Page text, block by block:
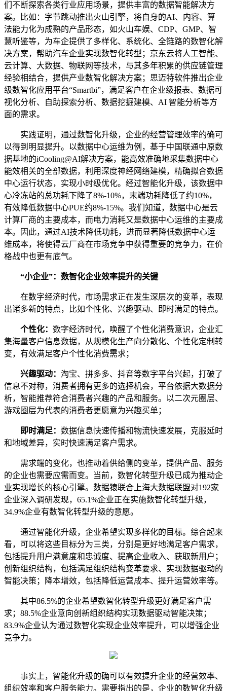
们不断探索各类行业应用场景，提供丰富的数据智能解决方
案。比如：字节跳动推出火山引擎，将自身的AI、内容、算
法能力化为成熟的产品形态，如火山车娱、CDP、GMP、智
慧听鉴等，为车企提供了多样化、系统化、全链路的数智化解
决方案，帮助汽车企业实现数智化转型；京东云将人工智能、
云计算、大数据、物联网等技术，与其多年积累的供应链管理
经验相结合，提供产业数智化解决方案；思迈特软件推出企业
级数智化应用平台“Smartbi”，满足客户在企业级报表、数据可
视化分析、自助探索分析、数据挖掘建模、AI 智能分析等方
面的需求。
实践证明，通过数智化升级，企业的经营管理效率的确可
以得到明显提升。以数据中心运维为例，基于中国联通中原数
据基地的iCooling@AI解决方案，能高效准确地采集数据中心
能效相关的全部数据，利用深度神经网络建模，精确拟合数据
中心运行状态，实现小时级优化。经过智能化升级，该数据中
心冷冻站的总功耗下降了8%-10%，末端功耗降低了约10%，
有效降低数据中心PUE约8%-15%。我们知道，数据中心是云
计算厂商的主要成本，而电力消耗又是数据中心运维的主要成
本。因此，通过AI技术降低功耗，进而显著降低数据中心运
维成本，将使得云厂商在市场竞争中获得重要的竞争力，在价
格战中也更有底气。
“小企业”：数智化企业效率提升的关键
在数字经济时代，市场需求正在发生深层次的变革，表现
出诸多新的特点，比如个性化、兴趣驱动、即时满足的特点。
个性化： 数字经济时代，唤醒了个性化消费意识，企业汇
集海量客户信息数据，从规模化生产向分散化、个性化定制转
变，有效满足客户个性化消费需求；
兴趣驱动： 淘宝、拼多多、抖音等数字平台兴起，打破了
信息不对称，消费者拥有更多的选择机会，平台依据大数据分
析，智能推荐符合消费者兴趣的产品和服务。以二次元圈层、
游戏圈层为代表的消费者更愿意为兴趣买单；
即时满足： 数据信息快速传播和物流快速发展，克服延时
和地域差异，实时快速满足客户需求。
需求端的变化，也推动着供给侧的变革，提供产品、服务
的企业也需要应需而变。当前，数智化转型升级已成为推动企
业实现增长的核心引擎。数据猿联合上海大数据联盟对192家
企业深入调研发现，65.1%企业正在实施数智化转型升级，
34.9%企业有数智化转型升级的意愿。
通过智能化升级，企业希望实现多样化的目标。综合起来
看，可以将这些目标分为三类，分别是更好地满足客户需求，
包括提升用户满意度和忠诚度、提高企业收入、获取新用户；
创新组织结构，包括满足组织结构变革要求、实现数据驱动的
智能决策；降本增效，包括降低运营成本、提升运营效率等。
其中86.5%的企业希望数智化转型升级更好满足客户需
求；88.5%企业意向创新组织结构实现数据驱动智能决策；
83.9%企业认为通过数智化实现企业效率提升，可以增强企业
竞争力。
事实上，智能化升级的确可以有效提升企业的经营效率、
组织效率和客户服务能力。需要指出的是，企业的数智化升级